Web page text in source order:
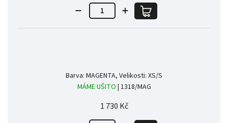
Barva: MAGENTA, Velikosti: XS/S
MÁME UŠITO | 1318/MAG
1 730 Kč